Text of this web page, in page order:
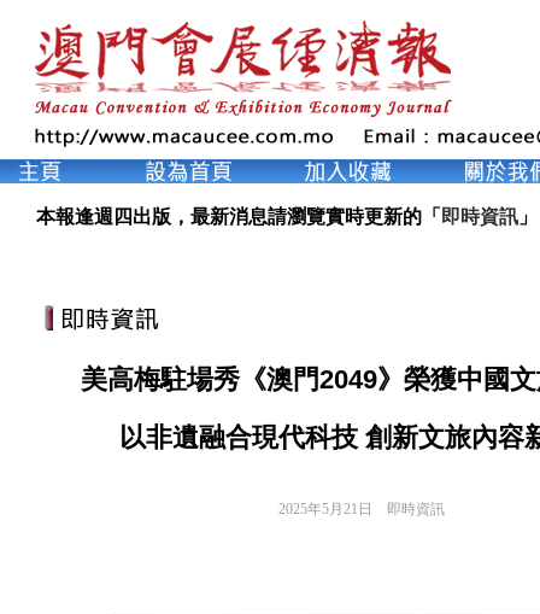
本報逢週四出版，最新消息請瀏覽實時更新的「 即時資訊 」
美高梅駐場秀《澳門2049》榮獲中國
以非遺融合現代科技 創新文旅內容
2025年5月21日 即時資訊